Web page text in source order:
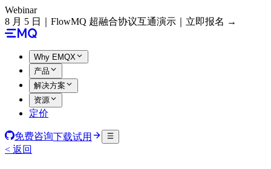
Webinar
8 月 5 日｜FlowMQ 超融合协议互通演示｜立即报名 →
Why EMQX
产品
解决方案
资源
定价
免费咨询下载试用
< 返回